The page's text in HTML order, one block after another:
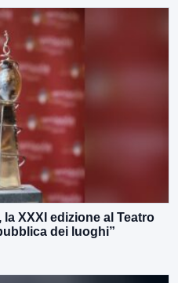
XXXI edizione al Teatro
dei luoghi”